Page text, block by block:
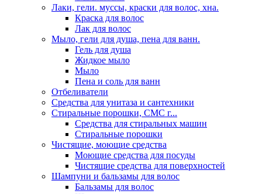
Лаки, гели. муссы, краски для волос, хна.
Краска для волос
Лак для волос
Мыло, гели для душа, пена для ванн.
Гель для душа
Жидкое мыло
Мыло
Пена и соль для ванн
Отбеливатели
Средства для унитаза и сантехники
Стиральные порошки, СМС г...
Средства для стиральных машин
Стиральные порошки
Чистящие, моющие средства
Моющие средства для посуды
Чистящие средства для поверхностей
Шампуни и бальзамы для волос
Бальзамы для волос